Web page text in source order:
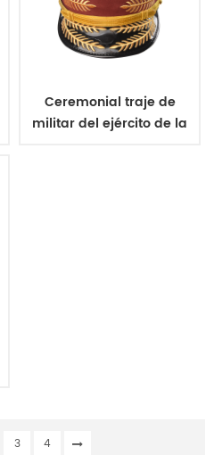
Ceremonial traje de
militar del ejército de la
3
4